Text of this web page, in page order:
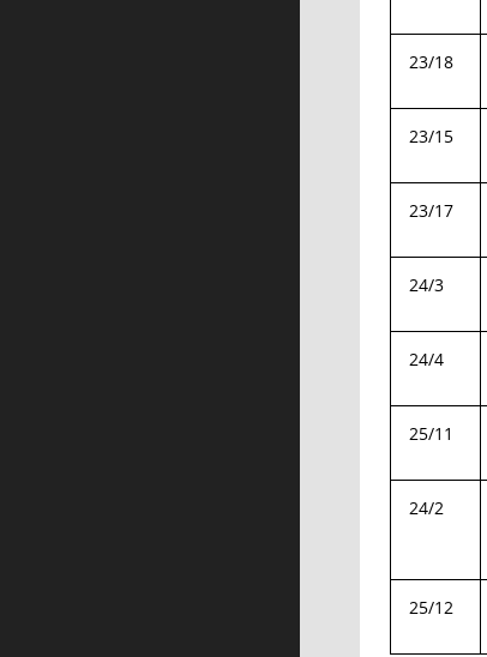
23/18
23/15
23/17
24/3
24/4
25/11
24/2
25/12